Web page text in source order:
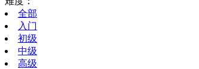
全部
入门
初级
中级
高级